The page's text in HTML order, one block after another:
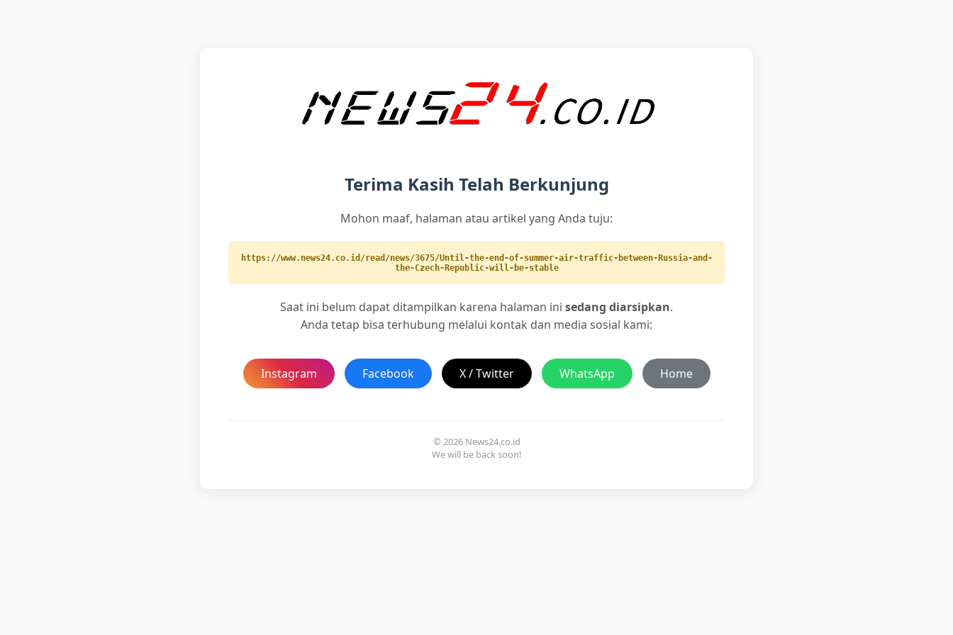
Terima Kasih Telah Berkunjung
Mohon maaf, halaman atau artikel yang Anda tuju:
https://www.news24.co.id/read/news/3675/Until-the-end-of-summer-air-traffic-between-Russia-and-
the-Czech-Republic-will-be-stable
Saat ini belum dapat ditampilkan karena halaman ini sedang diarsipkan.
Anda tetap bisa terhubung melalui kontak dan media sosial kami:
Instagram Facebook X / Twitter WhatsApp Home
© 2026 News24.co.id
We will be back soon!